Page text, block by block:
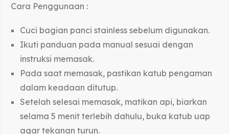
Cara Penggunaan :
Cuci bagian panci stainless sebelum digunakan.
Ikuti panduan pada manual sesuai dengan
instruksi memasak.
Pada saat memasak, pastikan katub pengaman
dalam keadaan ditutup.
Setelah selesai memasak, matikan api, biarkan
selama 5 menit terlebih dahulu, buka katub uap
agar tekanan turun.